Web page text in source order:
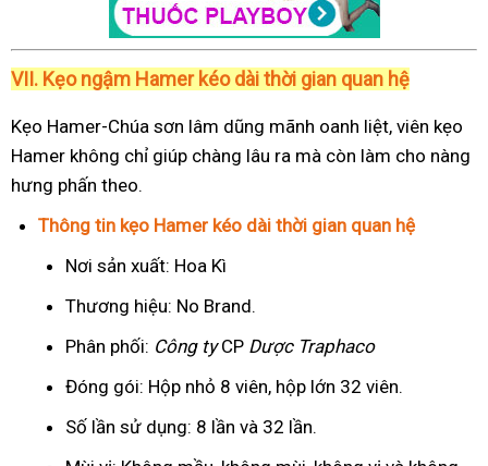
VII. Kẹo ngậm Hamer kéo dài thời gian quan hệ
Kẹo Hamer-Chúa sơn lâm dũng mãnh oanh liệt, viên kẹo
Hamer không chỉ giúp chàng lâu ra mà còn làm cho nàng
hưng phấn theo.
Thông tin kẹo Hamer kéo dài thời gian quan hệ
Nơi sản xuất: Hoa Kì
Thương hiệu: No Brand.
Phân phối: Công tyCP Dược Traphaco
Đóng gói: Hộp nhỏ 8 viên, hộp lớn 32 viên.
Số lần sử dụng: 8 lần và 32 lần.